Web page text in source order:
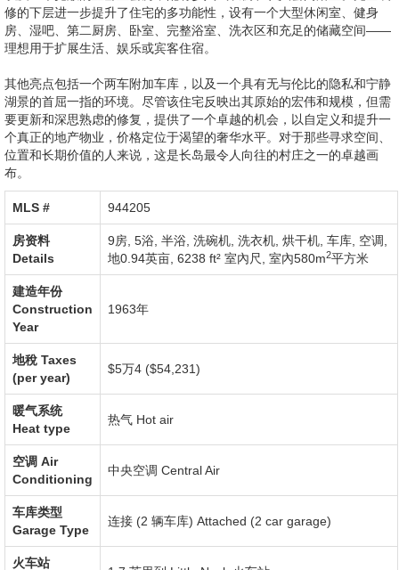
修的下层进一步提升了住宅的多功能性，设有一个大型休闲室、健身
房、湿吧、第二厨房、卧室、完整浴室、洗衣区和充足的储藏空间——
理想用于扩展生活、娱乐或宾客住宿。
其他亮点包括一个两车附加车库，以及一个具有无与伦比的隐私和宁静
湖景的首屈一指的环境。尽管该住宅反映出其原始的宏伟和规模，但需
要更新和深思熟虑的修复，提供了一个卓越的机会，以自定义和提升一
个真正的地产物业，价格定位于渴望的奢华水平。对于那些寻求空间、
位置和长期价值的人来说，这是长岛最令人向往的村庄之一的卓越画
布。
MLS #‎ 944205
房资料
Details
9房, 5浴, 半浴, 洗碗机 洗衣机 烘干机 车库 空调
地0.94英亩 6238 ft² 室內尺 室內580m2平方米
建造年份
Construction
Year
1963年
地稅 Taxes
(per year)
$5万4 ($54,231)
暖气系统
Heat type
热气 Hot air
空调 Air
Conditioning
中央空调 Central Air
车库类型
Garage Type
连接 (2 辆车库) Attached (2 car garage)
火车站